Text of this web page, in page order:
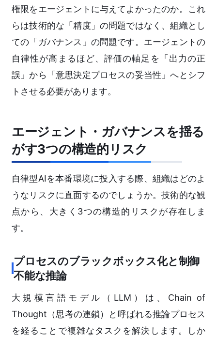
権限をエージェントに与えてよかったのか。これ
らは技術的な「精度」の問題ではなく、組織とし
ての「ガバナンス」の問題です。エージェントの
自律性が高まるほど、評価の軸足を「出力の正
誤」から「意思決定プロセスの妥当性」へとシフ
トさせる必要があります。
エージェント・ガバナンスを揺る
がす3つの構造的リスク
自律型AIを本番環境に投入する際、組織はどのよ
うなリスクに直面するのでしょうか。技術的な観
点から、大きく3つの構造的リスクが存在しま
す。
プロセスのブラックボックス化と制御
不能な推論
大規模言語モデル（LLM）は、Chain of
Thought（思考の連鎖）と呼ばれる推論プロセス
を経ることで複雑なタスクを解決します。しか